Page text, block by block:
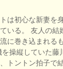
は初心な新妻を
いる。 友人の結
に巻き込まれる
操縦していた藤
トントン拍子で